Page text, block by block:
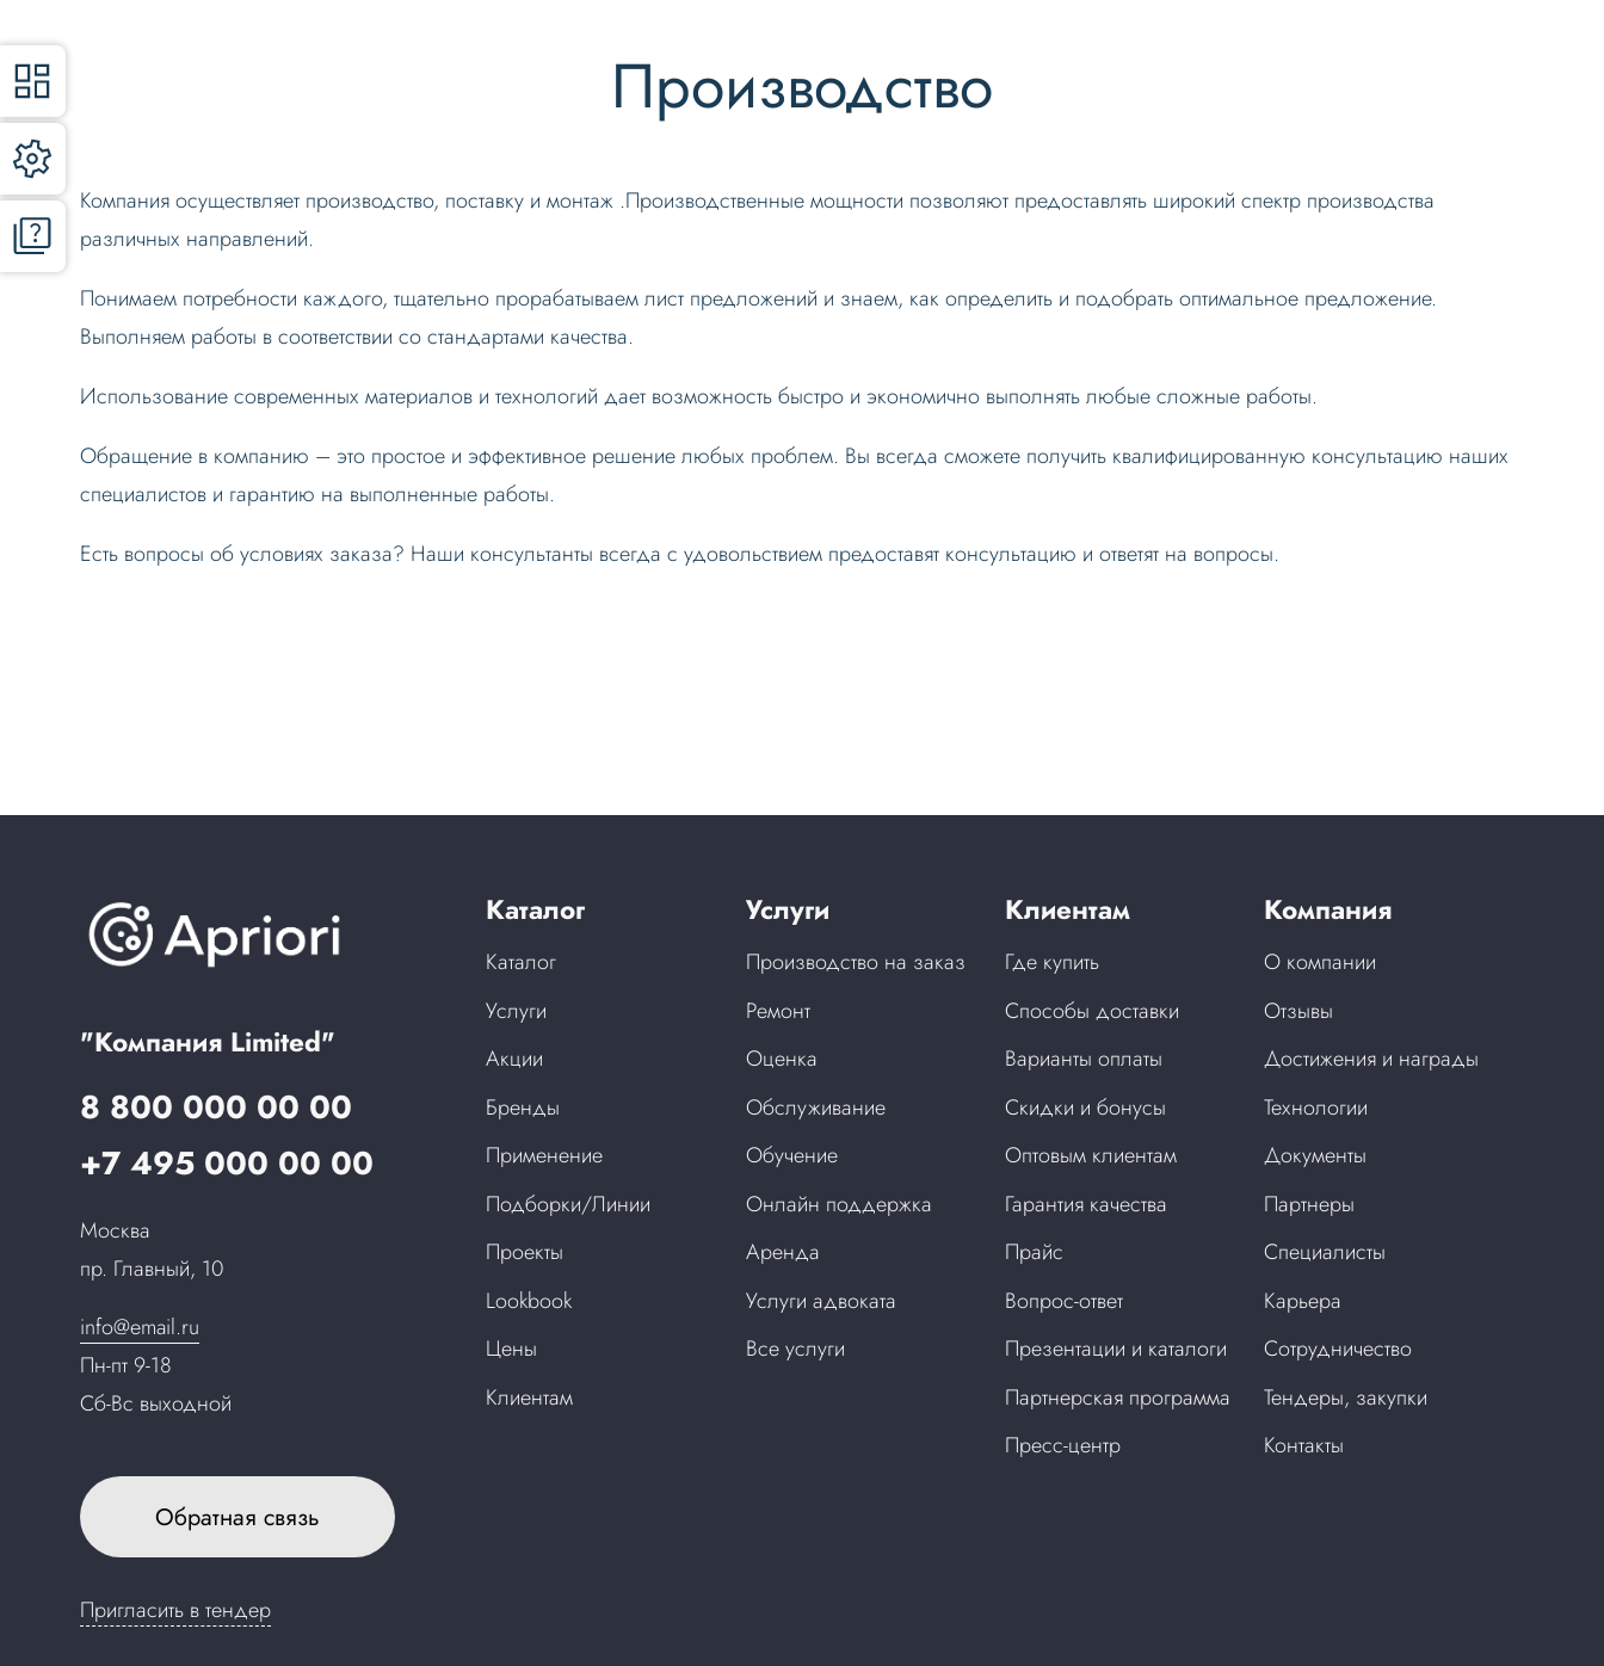
Производство
Компания осуществляет производство, поставку и монтаж .Производственные мощности позволяют предоставлять широкий спектр производства
различных направлений.
Понимаем потребности каждого, тщательно прорабатываем лист предложений и знаем, как определить и подобрать оптимальное предложение.
Выполняем работы в соответствии со стандартами качества.
Использование современных материалов и технологий дает возможность быстро и экономично выполнять любые сложные работы.
Обращение в компанию – это простое и эффективное решение любых проблем. Вы всегда сможете получить квалифицированную консультацию наших
специалистов и гарантию на выполненные работы.
Есть вопросы об условиях заказа? Наши консультанты всегда с удовольствием предоставят консультацию и ответят на вопросы.
"Компания Limited"
8 800 000 00 00
+7 495 000 00 00
Москва
пр. Главный, 10
info@email.ru
Пн-пт 9-18
Сб-Вс выходной
Обратная связь
Пригласить в тендер
Каталог
Каталог
Услуги
Акции
Бренды
Применение
Подборки/Линии
Проекты
Lookbook
Цены
Клиентам
Услуги
Производство на заказ
Ремонт
Оценка
Обслуживание
Обучение
Онлайн поддержка
Аренда
Услуги адвоката
Все услуги
Клиентам
Где купить
Способы доставки
Варианты оплаты
Скидки и бонусы
Оптовым клиентам
Гарантия качества
Прайс
Вопрос-ответ
Презентации и каталоги
Партнерская программа
Пресс-центр
Компания
О компании
Отзывы
Достижения и награды
Технологии
Документы
Партнеры
Специалисты
Карьера
Сотрудничество
Тендеры, закупки
Контакты